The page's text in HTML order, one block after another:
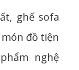
ghế sofa
đồ tiện
nghệ